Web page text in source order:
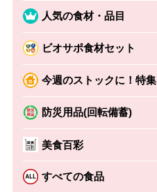
人気の食材・品目
ビオサポ食材セット
今週のストックに！特集
防災用品(回転備蓄)
美食百彩
すべての食品